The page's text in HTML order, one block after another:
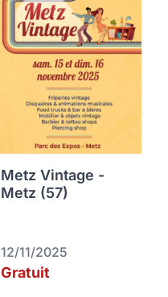
Metz Vintage -
Metz (57)
12/11/2025
Gratuit